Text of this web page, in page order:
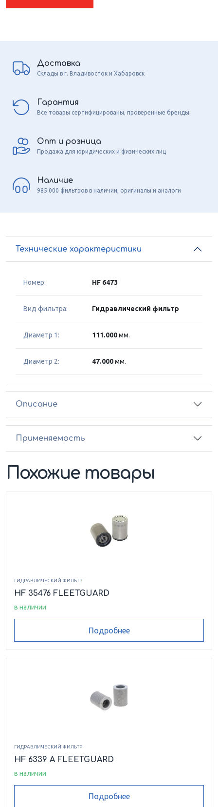
Доставка
Склады в г. Владивосток и Хабаровск
Гарантия
Все товары сертифицированы, проверенные бренды
Опт и розница
Продажа для юридических и физических лиц
Наличие
985 000 фильтров в наличии, оригиналы и аналоги
Технические характеристики
Номер: HF 6473
Вид фильтра: Гидравлический фильтр
Диаметр 1: 111.000мм.
Диаметр 2: 47.000мм.
Описание
Применяемость
Похожие товары
ГИДРАВЛИЧЕСКИЙ ФИЛЬТР
HF 35476 FLEETGUARD
в наличии
Подробнее
ГИДРАВЛИЧЕСКИЙ ФИЛЬТР
HF 6339 A FLEETGUARD
в наличии
Подробнее